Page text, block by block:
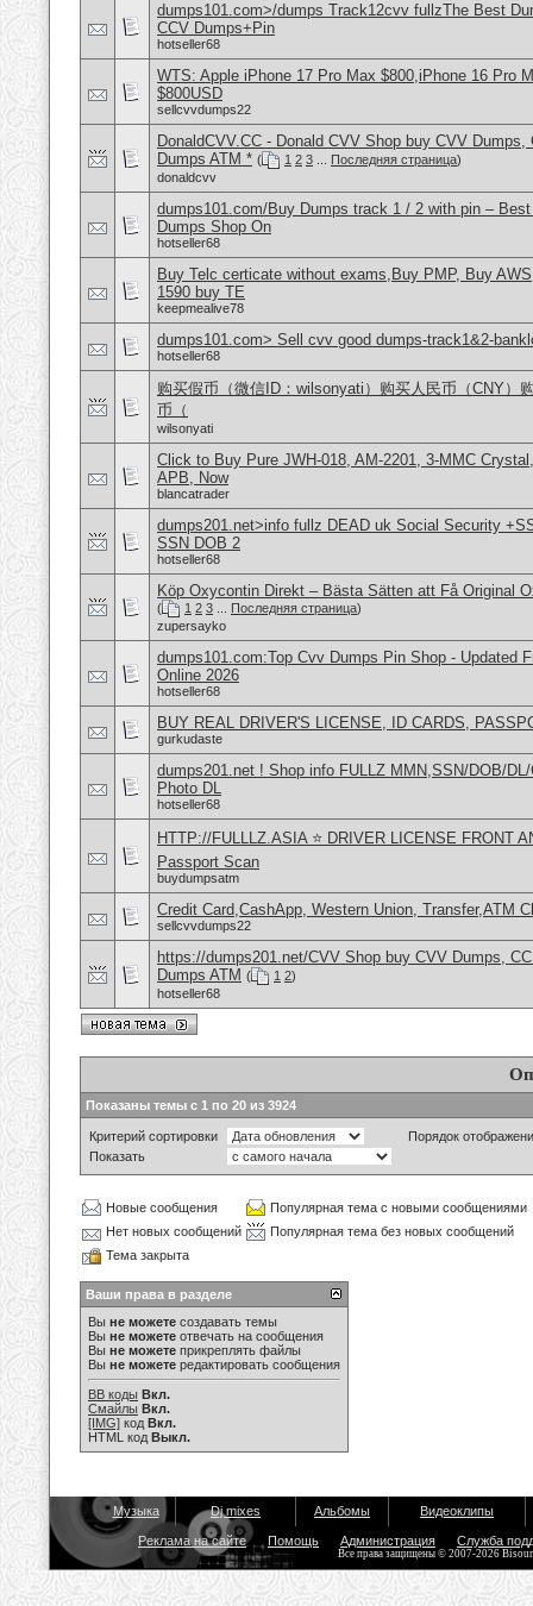
dumps101.com>/dumps Track12cvv fullzThe Best
CCV Dumps+Pin
hotseller68
WTS: Apple iPhone 17 Pro Max $800,iPhone 16 Pro
$800USD
sellcvvdumps22
DonaldCVV.CC - Donald CVV Shop buy CVV
Dumps ATM * ( 1 2 3 Последняя страница)
donaldcvv
dumps101.com/Buy Dumps track 1 / 2 with pin –
Dumps Shop On
hotseller68
Buy Telc certicate without exams,Buy PMP, Buy
1590 buy TE
keepmealive78
dumps101.com> Sell cvv good dumps-track1&2-
hotseller68
购买假币（微信ID：wilsonyati）购买人民币（CNY）
币（
wilsonyati
Click to Buy Pure JWH-018, AM-2201, 3-MMC
APB, Now
blancatrader
dumps201.net>info fullz DEAD uk Social Security
SSN DOB 2
hotseller68
Köp Oxycontin Direkt – Bästa Sätten att Få Original
( 1 2 3 Последняя страница)
zupersayko
dumps101.com:Top Cvv Dumps Pin Shop - Updated
Online 2026
hotseller68
BUY REAL DRIVER'S LICENSE, ID CARDS,
gurkudaste
dumps201.net ! Shop info FULLZ MMN,SSN/DOB/
Photo DL
hotseller68
HTTP://FULLLZ.ASIA ⭐️ DRIVER LICENSE FRONT
Passport Scan
buydumpsatm
Credit Card,CashApp, Western Union, Transfer,ATM
sellcvvdumps22
https://dumps201.net/CVV Shop buy CVV Dumps,
Dumps ATM ( 1 2)
hotseller68
Показаны темы с 1 по 20 из 3924
Критерий сортировки
Порядок
Показать
Новые сообщения
Популярная тема с новыми сообщениями
Нет новых сообщений
Популярная тема без новых сообщений
Тема закрыта
Ваши права в разделе
Вы не можете создавать темы
Вы не можете отвечать на сообщения
Вы не можете прикреплять файлы
Вы не можете редактировать сообщения
BB коды Вкл.
Смайлы Вкл.
[IMG] код Вкл.
HTML код Выкл.
Музыка Dj mixes Альбомы Видеоклипы
Реклама на сайте Помощь Администрация Служба
Все права защищены © 2007-2026